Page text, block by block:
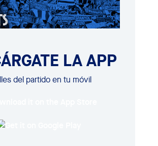
LA APP
del partido en tu móvil